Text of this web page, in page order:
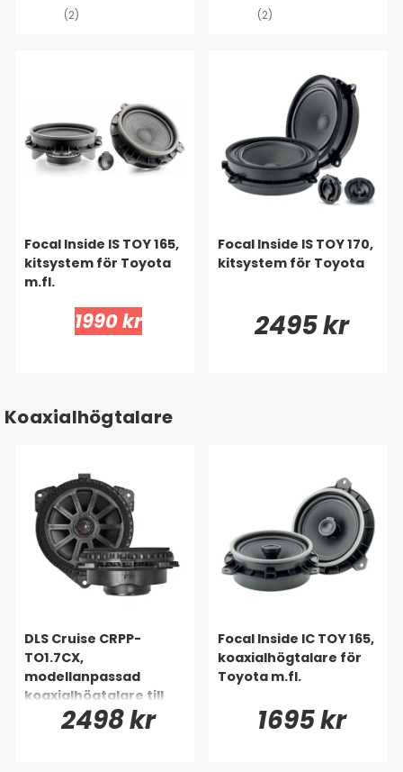
(2) (2)
Focal Inside IS TOY 165,
kitsystem för Toyota
m.fl.
1990 kr
Focal Inside IS TOY 170,
kitsystem för Toyota
2495 kr
Koaxialhögtalare
DLS Cruise CRPP-
TO1.7CX,
modellanpassad
koaxialhögtalare till
Toyota, Lexus & många
2498 kr
Focal Inside IC TOY 165,
koaxialhögtalare för
Toyota m.fl.
1695 kr